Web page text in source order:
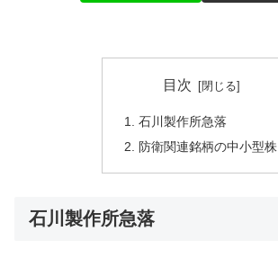
目次
石川製作所急落
防衛関連銘柄の中小型株
石川製作所急落